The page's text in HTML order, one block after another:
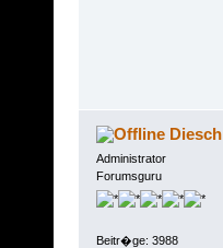
Diesch
Administrator
Forumsguru
Beitr�ge: 3988